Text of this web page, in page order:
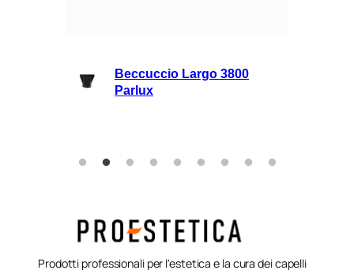
Beccuccio Largo 3800
Parlux
Prodotti professionali per l'estetica e la cura dei capelli